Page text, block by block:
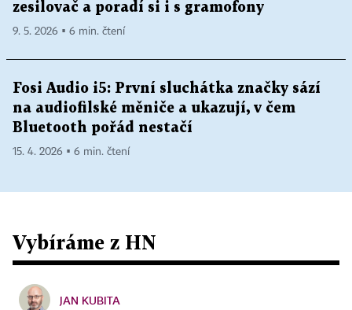
zesilovač a poradí si i s gramofony
9. 5. 2026 ▪ 6 min. čtení
Fosi Audio i5: První sluchátka značky sází
na audiofilské měniče a ukazují, v čem
Bluetooth pořád nestačí
15. 4. 2026 ▪ 6 min. čtení
Vybíráme z HN
JAN KUBITA